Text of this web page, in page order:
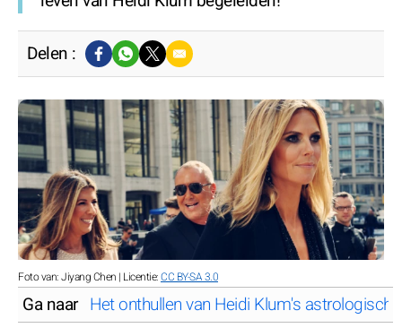
Delen :
Foto van: Jiyang Chen | Licentie:CC BY-SA 3.0
Ga naar Het onthullen van Heidi Klum's